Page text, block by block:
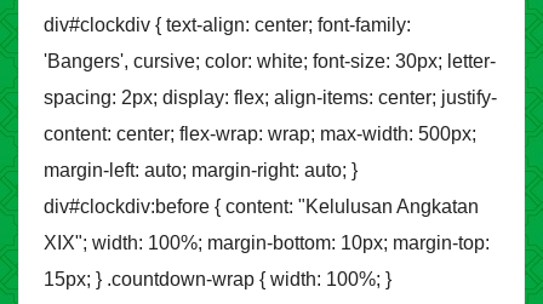
div#clockdiv { text-align: center; font-family:
'Bangers', cursive; color: white; font-size: 30px; letter-
spacing: 2px; display: flex; align-items: center; justify-
content: center; flex-wrap: wrap; max-width: 500px;
margin-left: auto; margin-right: auto; }
div#clockdiv:before { content: "Kelulusan Angkatan
XIX"; width: 100%; margin-bottom: 10px; margin-top:
15px; } .countdown-wrap { width: 100%; }